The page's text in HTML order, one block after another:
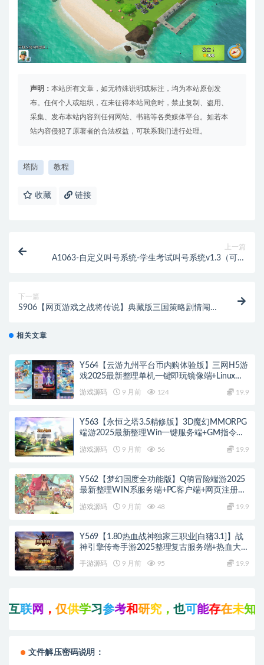
声明： 本站所有文章，如无特殊说明或标注，均为本站原创发
布。任何个人或组织，在未征得本站同意时，禁止复制、盗用、
采集、发布本站内容到任何网站、书籍等各类媒体平台。如若本
站内容侵犯了原著者的合法权益，可联系我们进行处理。
塔防 教程
收藏 链接
上一篇
A1063-自定义叫号系统-学生考试叫号系统v1.3（可自
下一篇
S906【网页游戏之战将传说】典藏版三国策略剧情闯关
相关文章
Y564【云游九州平台币内购体验版】三网H5游
戏2025最新整理单机一键即玩镜像端+Linux手
游戏源码 9 月前 124 19.9
Y563【永恒之塔3.5精修版】3D魔幻MMORPG
端游2025最新整理Win一键服务端+GM指令
游戏源码 9 月前 56 19.9
Y562【梦幻国度全功能版】Q萌冒险端游2025
最新整理WIN系服务端+PC客户端+网页注册
游戏源码 9 月前 48 19.9
Y569【1.80热血战神独家三职业[白猪3.1]】战
神引擎传奇手游2025整理复古服务端+热血大陆
手游源码 9 月前 95 19.9
网，仅 供 学习参考和研究，也可 能存 在未知的BU
文件解压密码说明：